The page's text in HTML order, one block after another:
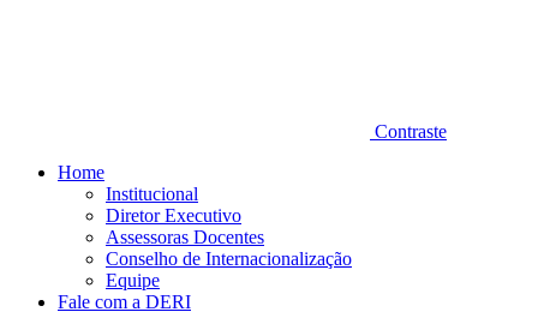
Contraste
Home
Institucional
Diretor Executivo
Assessoras Docentes
Conselho de Internacionalização
Equipe
Fale com a DERI